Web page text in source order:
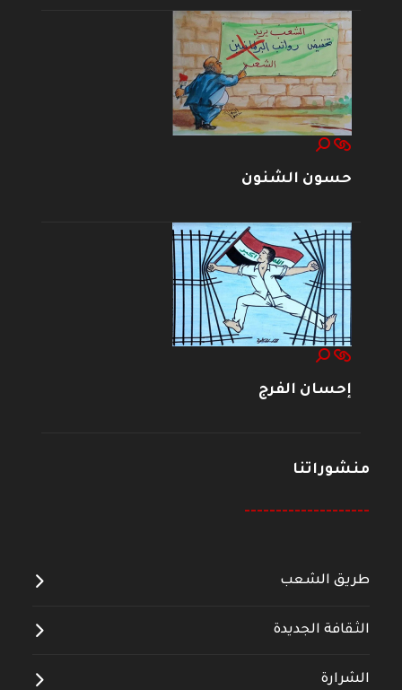
حسون الشنون
إحسان الفرج
منشوراتنا
--------------------
طريق الشعب
الثقافة الجديدة
الشرارة